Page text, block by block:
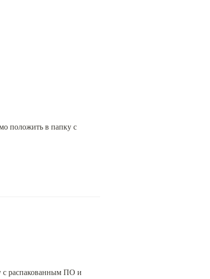
положить в папку с
с распакованным ПО и